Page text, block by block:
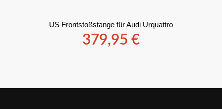
US Frontstoßstange für Audi Urquattro
379,95 €